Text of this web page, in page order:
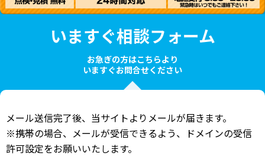
いますぐ相談フォーム
お急ぎの方はこちらより
いますぐお問合せください
メール送信完了後、当サイトよりメールが届きます。
※携帯の場合、メールが受信できるよう、ドメインの受信
許可設定をお願いいたします。